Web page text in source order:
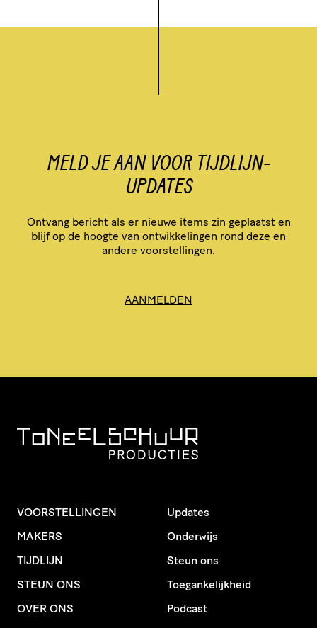
MELD JE AAN VOOR TIJDLIJN-
UPDATES
Ontvang bericht als er nieuwe items zin geplaatst en
blijf op de hoogte van ontwik­ke­lingen rond deze en
andere voorstellingen.
AANMELDEN
VOORSTELLINGEN
MAKERS
TIJDLIJN
STEUN ONS
OVER ONS
Updates
Onderwijs
Steun ons
Toegankelijkheid
Podcast